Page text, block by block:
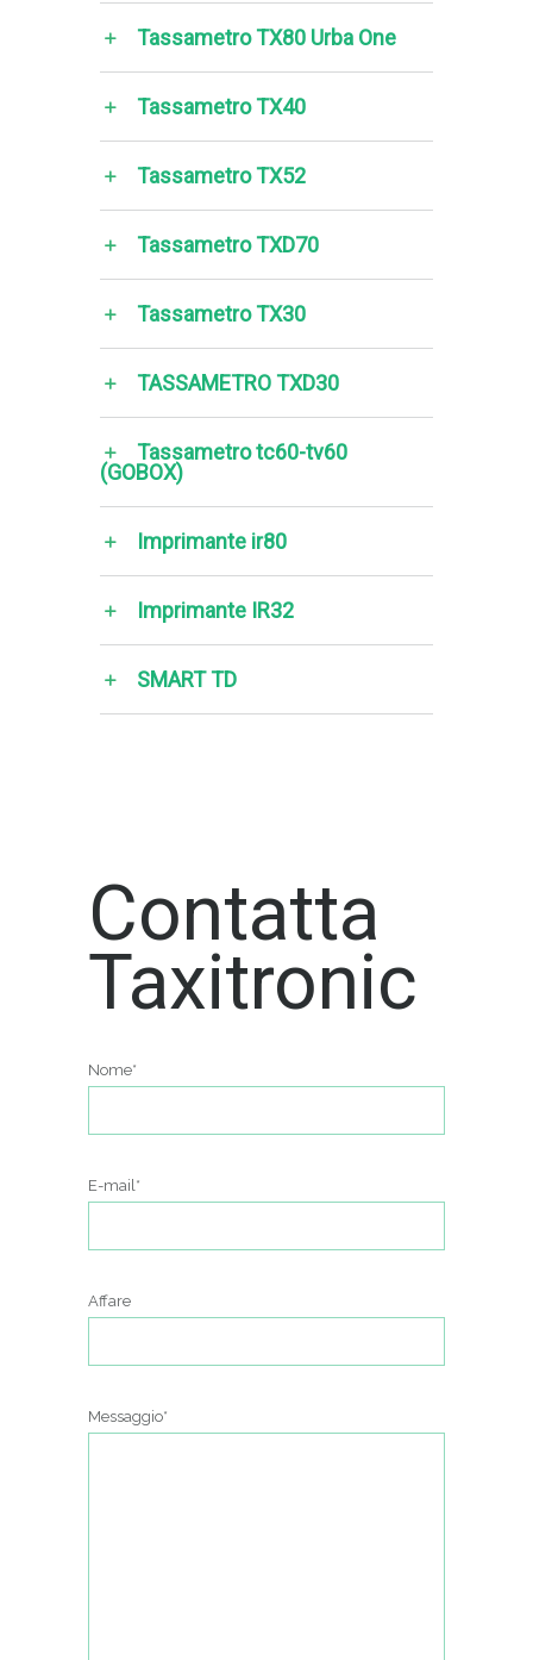
Tassametro TX80 Urba One
Tassametro TX40
Tassametro TX52
Tassametro TXD70
Tassametro TX30
TASSAMETRO TXD30
Tassametro tc60-tv60
(GOBOX)
Imprimante ir80
Imprimante IR32
SMART TD
Contatta
Taxitronic
Nome*
E-mail*
Affare
Messaggio*